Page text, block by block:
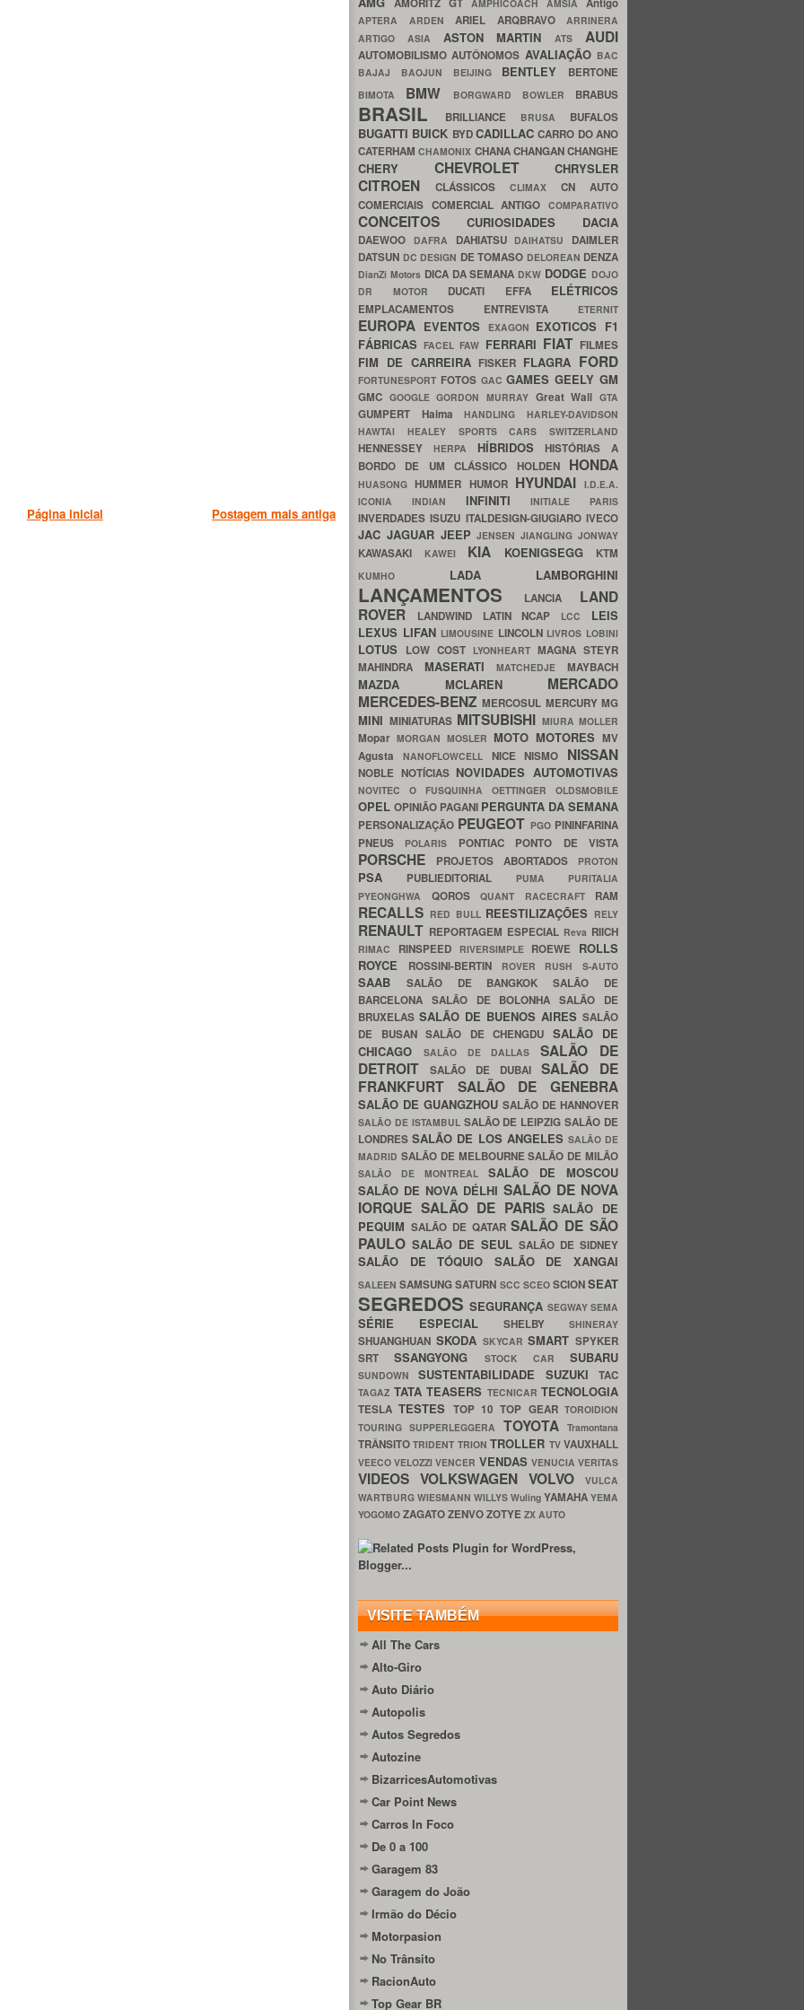
Postagem mais antiga
Página inicial
AMORITZ GT AMPHICOACH AMSIA Antigo
APTERA ARDEN ARIEL ARQBRAVO ARRINERA
ARTIGO ASIA ASTON MARTINATS AUDI
AUTOMOBILISMOAUTÔNOMOS AVALIAÇÃO BAC
BAJAJ BAOJUN BEIJING BENTLEY BERTONE
BIMOTA BMW BORGWARD BOWLER BRABUS
BRASIL BRILLIANCE BRUSA BUFALOS
BUGATTI BUICK BYDCADILLACCARRO DO ANO
CATERHAMCHAMONIX CHANACHANGANCHANGHE
CHERY CHEVROLET CHRYSLER
CITROEN CLÁSSICOS CLIMAX CN AUTO
COMERCIAIS COMERCIAL ANTIGOCOMPARATIVO
CONCEITOS CURIOSIDADES DACIA
DAEWOO DAFRA DAHIATSU DAIHATSU DAIMLER
DATSUN DC DESIGN DE TOMASO DELOREAN DENZA
DianZi Motors DICA DA SEMANA DKW DODGE DOJO
DR MOTOR DUCATI EFFA ELÉTRICOS
EMPLACAMENTOS ENTREVISTA ETERNIT
EUROPA EVENTOS EXAGON EXOTICOS F1
FÁBRICASFACELFAW FERRARI FIAT FILMES
FIM DE CARREIRA FISKER FLAGRA FORD
FORTUNESPORT FOTOS GACGAMESGEELYGM
GMC GOOGLEGORDON MURRAY Great WallGTA
GUMPERT HaimaHANDLINGHARLEY-DAVIDSON
HAWTAI HEALEY SPORTS CARS SWITZERLAND
HENNESSEY HERPA HÍBRIDOSHISTÓRIAS A
BORDO DE UM CLÁSSICO HOLDEN HONDA
HUASONGHUMMER HUMOR HYUNDAI I.D.E.A.
ICONIA INDIAN INFINITIINITIALE PARIS
INVERDADESISUZU ITALDESIGN-GIUGIAROIVECO
JAC JAGUAR JEEPJENSENJIANGLINGJONWAY
KAWASAKI KAWEI KIA KOENIGSEGG KTM
KUMHO LADA LAMBORGHINI
LANÇAMENTOS LANCIA LAND
ROVER
LANDWIND LATIN NCAP LCC LEIS
LEXUS LIFAN LIMOUSINE LINCOLN LIVROS LOBINI
LOTUS LOW COST LYONHEART MAGNA STEYR
MAHINDRA MASERATIMATCHEDJEMAYBACH
MAZDA MCLAREN MERCADO
MERCEDES-BENZMERCOSUL MERCURYMG
MINI MINIATURAS MITSUBISHI MIURA MOLLER
Mopar MORGAN MOSLER MOTO MOTORES MV
Agusta NANOFLOWCELL NICENISMO NISSAN
NOBLE NOTÍCIAS NOVIDADES AUTOMOTIVAS
NOVITEC O FUSQUINHA OETTINGER OLDSMOBILE
OPEL OPINIÃO PAGANI PERGUNTA DA SEMANA
PERSONALIZAÇÃO PEUGEOT PGO PININFARINA
PNEUS
POLARIS PONTIAC PONTO DE VISTA
PORSCHE PROJETOS ABORTADOS PROTON
PSA PUBLIEDITORIAL PUMA PURITALIA
PYEONGHWA QOROS QUANT RACECRAFT RAM
RECALLS RED BULL REESTILIZAÇÕES RELY
RENAULT REPORTAGEM ESPECIAL Reva RIICH
RIMAC RINSPEED RIVERSIMPLE ROEWE ROLLS
ROYCE
ROSSINI-BERTIN ROVER RUSH S-AUTO
SAAB SALÃO DE BANGKOKSALÃO DE
BARCELONA SALÃO DE BOLONHASALÃO DE
BRUXELAS SALÃO DE BUENOS AIRES SALÃO
DE BUSAN SALÃO DE CHENGDU SALÃO DE
CHICAGO
SALÃO DE DALLASSALÃO DE
DETROIT
SALÃO DE DUBAI SALÃO DE
FRANKFURT SALÃO DE GENEBRA
SALÃO DE GUANGZHOU SALÃO DE HANNOVER
SALÃO DE ISTAMBUL SALÃO DE LEIPZIGSALÃO DE
LONDRESSALÃO DE LOS ANGELES SALÃO DE
MADRID SALÃO DE MELBOURNESALÃO DE MILÃO
SALÃO DE MONTREAL SALÃO DE MOSCOU
SALÃO DE NOVA DÉLHI SALÃO DE NOVA
IORQUE SALÃO DE PARISSALÃO DE
PEQUIM SALÃO DE QATARSALÃO DE SÃO
PAULO SALÃO DE SEUL SALÃO DE SIDNEY
SALÃO DE TÓQUIO SALÃO DE XANGAI
SALEENSAMSUNGSATURN SCC SCEO SCIONSEAT
SEGREDOSSEGURANÇA SEGWAYSEMA
SÉRIE ESPECIAL SHELBY SHINERAY
SHUANGHUAN SKODA SKYCARSMART SPYKER
SRTSSANGYONG STOCK CAR SUBARU
SUNDOWNSUSTENTABILIDADE SUZUKITAC
TAGAZ TATA TEASERS TECNICAR TECNOLOGIA
TESLATESTES TOP 10TOP GEARTOROIDION
TOURING SUPPERLEGGERA TOYOTATramontana
TRÂNSITOTRIDENT TRIONTROLLER TVVAUXHALL
VEECOVELOZZIVENCER VENDAS VENUCIAVERITAS
VIDEOS VOLKSWAGEN VOLVO
VULCA
WARTBURG WIESMANN WILLYS Wuling YAMAHA YEMA
YOGOMO ZAGATOZENVOZOTYE ZX AUTO
VISITE TAMBÉM
All The Cars
Alto-Giro
Auto Diário
Autopolis
Autos Segredos
Autozine
BizarricesAutomotivas
Car Point News
Carros In Foco
De 0 a 100
Garagem 83
Garagem do João
Irmão do Décio
Motorpasion
No Trânsito
RacionAuto
Top Gear BR